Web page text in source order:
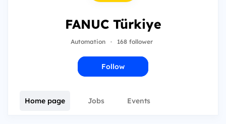
FANUC Türkiye
Automation · 168 follower
Follow
Home page Jobs Events